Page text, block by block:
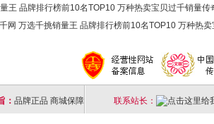
王 品牌排行榜前10名TOP10 万种热卖宝贝过千销量
网 万选千挑销量王 品牌排行榜前10名TOP10 万种热
： 品牌正品 商城保障 联系站长：